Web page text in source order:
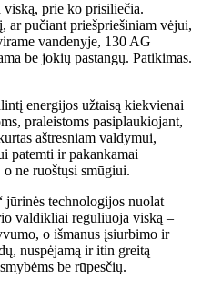
viską, prie ko prisiliečia.
ar pučiant priešpriešiniam vėjui,
vandenyje, 130 AG
be jokių pastangų. Patikimas.
energijos užtaisą kiekvienai
praleistoms pasiplaukiojant,
aštresniam valdymui,
patemti ir pakankamai
ne ruoštųsi smūgiui.
jūrinės technologijos nuolat
valdikliai reguliuoja viską –
o išmanus įsiurbimo ir
nuspėjamą ir itin greitą
be rūpesčių.